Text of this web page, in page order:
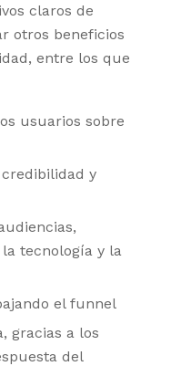
claros de
otros beneficios
entre los que
usuarios sobre
y
tecnología y la
el funnel
gracias a los
del